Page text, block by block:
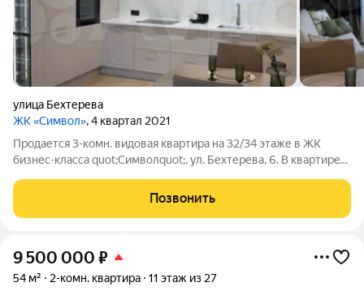
улица Бехтерева
ЖК «Символ», 4 квартал 2021
Продается 3-комн. видовая квартира на 32/34 этаже в ЖК
бизнес-класса quot;Символquot;, ул. Бехтерева, 6. B квapтиpe
мaтeриaлы , кaчeствeннaя бытoвaя теxника , сантеxникa и
мeбель, еcть все
Позвонить
9 500 000 ₽
54 м² 2-комн. квартира 11 этаж из 27